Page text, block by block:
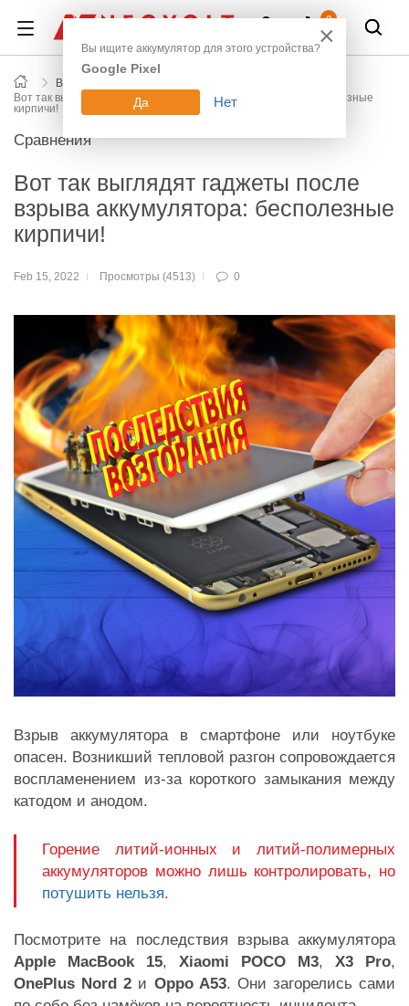
0
Все новости блога
Вот так выглядят гаджеты после взрыва аккумулятора: бесполезные
кирпичи!
Сравнения
Вот так выглядят гаджеты после
взрыва аккумулятора: бесполезные
кирпичи!
Feb 15, 2022 Просмотры (4513) 0
Взрыв аккумулятора в смартфоне или ноутбуке
опасен. Возникший тепловой разгон сопровождается
воспламенением из-за короткого замыкания между
катодом и анодом.
Горение литий-ионных и литий-полимерных
аккумуляторов можно лишь контролировать, но
потушить нельзя.
Посмотрите на последствия взрыва аккумулятора
Apple MacBook 15, Xiaomi POCO M3, X3 Pro,
OnePlus Nord 2 и Oppo A53. Они загорелись сами
×
Вы ищите аккумулятор для этого устройства?
Google Pixel
Да Нет